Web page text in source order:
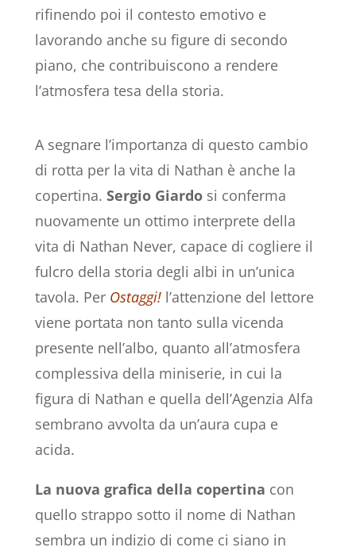
rifinendo poi il contesto emotivo e
lavorando anche su figure di secondo
piano, che contribuiscono a rendere
l’atmosfera tesa della storia.
A segnare l’importanza di questo cambio
di rotta per la vita di Nathan è anche la
copertina. Sergio Giardosi conferma
nuovamente un ottimo interprete della
vita di Nathan Never, capace di cogliere il
fulcro della storia degli albi in un’unica
tavola. Per Ostaggi! l’attenzione del lettore
viene portata non tanto sulla vicenda
presente nell’albo, quanto all’atmosfera
complessiva della miniserie, in cui la
figura di Nathan e quella dell’Agenzia Alfa
sembrano avvolta da un’aura cupa e
acida.
La nuova grafica della copertina con
quello strappo sotto il nome di Nathan
sembra un indizio di come ci siano in